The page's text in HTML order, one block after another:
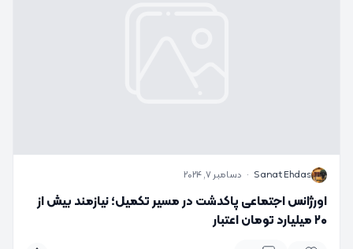
S
Sanat Ehdas
· دسامبر 7, 2024
اورژانس اجتماعی پاکدشت در مسیر تکمیل؛ نیازمند بیش از
۲۰ میلیارد تومان اعتبار